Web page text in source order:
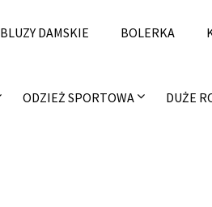
BLUZY DAMSKIE BOLERKA
ODZIEŻ SPORTOWA DUŻE